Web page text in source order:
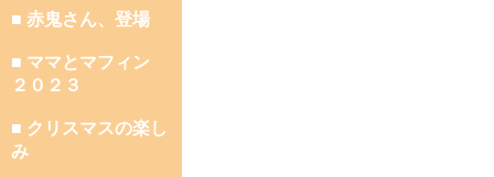
■ 赤鬼さん、登場
■ ママとマフィン
２０２３
■ クリスマスの楽し
み